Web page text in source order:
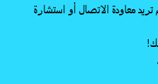
معاودة الاتصال أو استشارة